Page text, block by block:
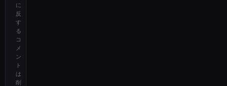
に
反
す
る
コ
メ
ン
ト
は
削